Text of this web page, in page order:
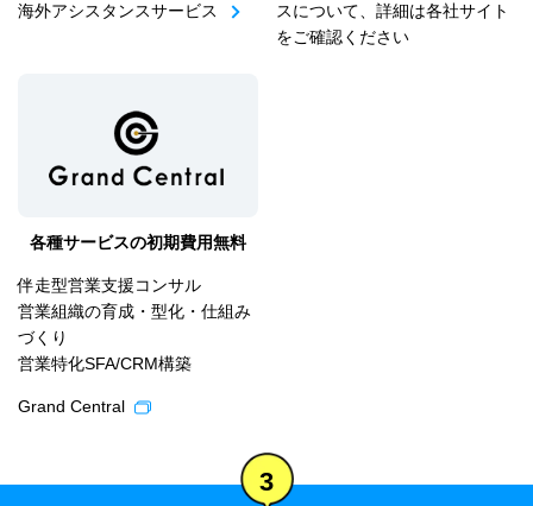
海外アシスタンスサービス
スについて、詳細は各社サイト
をご確認ください
各種サービスの初期費用無料
伴走型営業支援コンサル
営業組織の育成・型化・仕組み
づくり
営業特化SFA/CRM構築
Grand Central
3